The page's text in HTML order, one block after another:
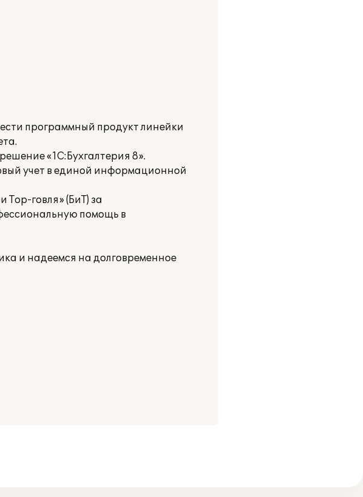
программный продукт линейки
«1С:Бухгалтерия 8».
учет в единой информационной
говля» (БиТ) за
помощь в
и надеемся на долговременное